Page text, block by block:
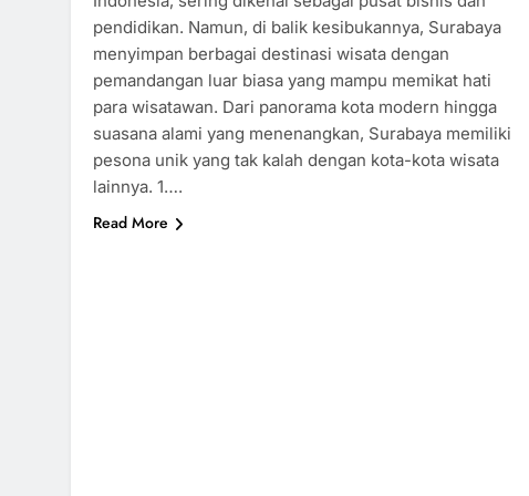
pendidikan. Namun, di balik kesibukannya, Surabaya
menyimpan berbagai destinasi wisata dengan
pemandangan luar biasa yang mampu memikat hati
para wisatawan. Dari panorama kota modern hingga
suasana alami yang menenangkan, Surabaya memiliki
pesona unik yang tak kalah dengan kota-kota wisata
lainnya. 1….
Read More